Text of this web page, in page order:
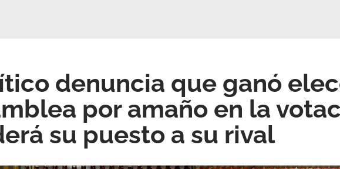
denuncia que ganó
por amaño en la
su puesto a su rival